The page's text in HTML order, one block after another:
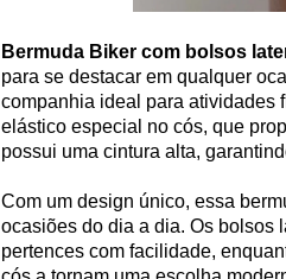
Bermuda Biker com bolsos
para se destacar em qualquer
companhia ideal para atividades
elástico especial no cós, que
possui uma cintura alta,
Com um design único, essa
ocasiões do dia a dia. Os bolsos
pertences com facilidade,